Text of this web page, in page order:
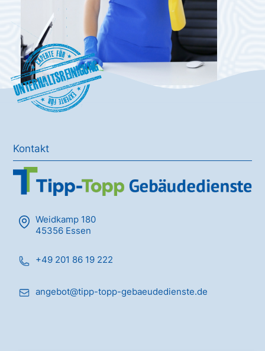
Unterhaltsreinigung
Kontakt
Weidkamp 180
45356 Essen
+49 201 86 19 222
angebot@tipp-topp-gebaeudedienste.de